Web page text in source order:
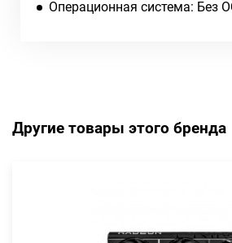
Операционная система: Без
Другие товары этого бренда